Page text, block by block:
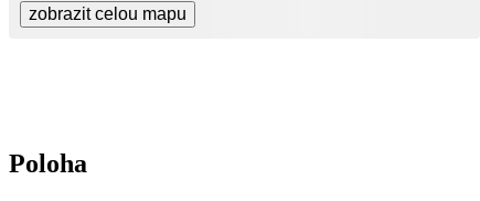
zobrazit celou mapu
Poloha